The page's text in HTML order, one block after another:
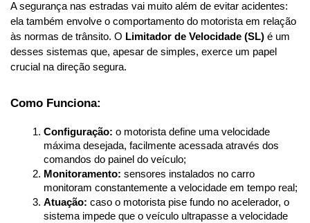
A segurança nas estradas vai muito além de evitar acidentes:
ela também envolve o comportamento do motorista em relação
às normas de trânsito. O Limitador de Velocidade (SL) é um
desses sistemas que, apesar de simples, exerce um papel
crucial na direção segura.
Como Funciona:
Configuração: o motorista define uma velocidade
máxima desejada, facilmente acessada através dos
comandos do painel do veículo;
Monitoramento: sensores instalados no carro
monitoram constantemente a velocidade em tempo real;
Atuação: caso o motorista pise fundo no acelerador, o
sistema impede que o veículo ultrapasse a velocidade